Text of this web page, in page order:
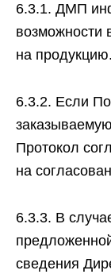
6.3.1. ДМП
возможности
на продукцию.
6.3.2. Если
Протокол
на
6.3.3. В
сведения